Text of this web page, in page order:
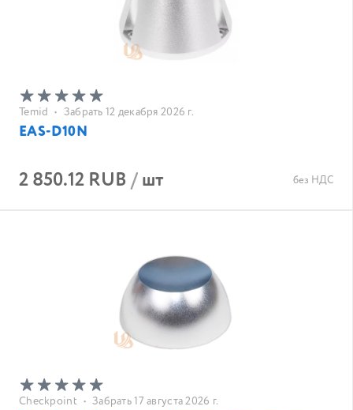
Temid • Забрать 12 декабря 2026 г.
EAS-D10N
2 850.12 RUB/шт без НДС
Checkpoint • Забрать 17 августа 2026 г.